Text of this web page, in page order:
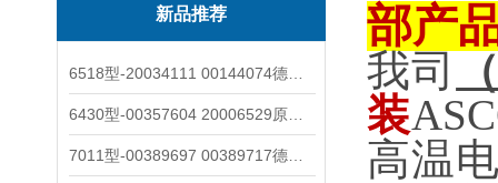
新品推荐 部产
我司
装
高温